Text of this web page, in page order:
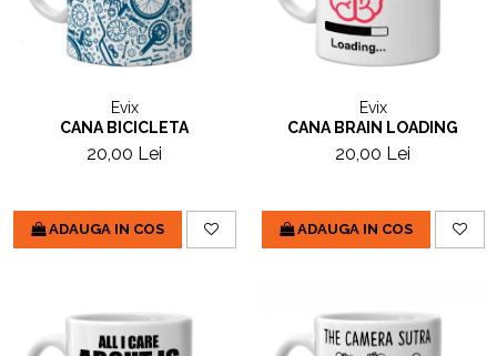
Evix
CANA BICICLETA
20,00 Lei
ADAUGA IN COS
Evix
CANA BRAIN LOADING
20,00 Lei
ADAUGA IN COS